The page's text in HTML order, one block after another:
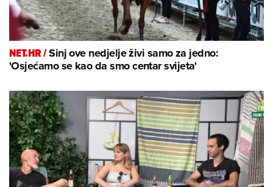
NET.HR /Sinj ove nedjelje živi samo za jedno:
'Osjećamo se kao da smo centar svijeta'